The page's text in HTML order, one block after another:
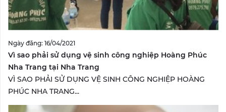
Ngày đăng: 16/04/2021
Vì sao phải sử dụng vệ sinh công nghiệp Hoàng Phúc
Nha Trang tại Nha Trang
VÌ SAO PHẢI SỬ DỤNG VỆ SINH CÔNG NGHIỆP HOÀNG
PHÚC NHA TRANG...